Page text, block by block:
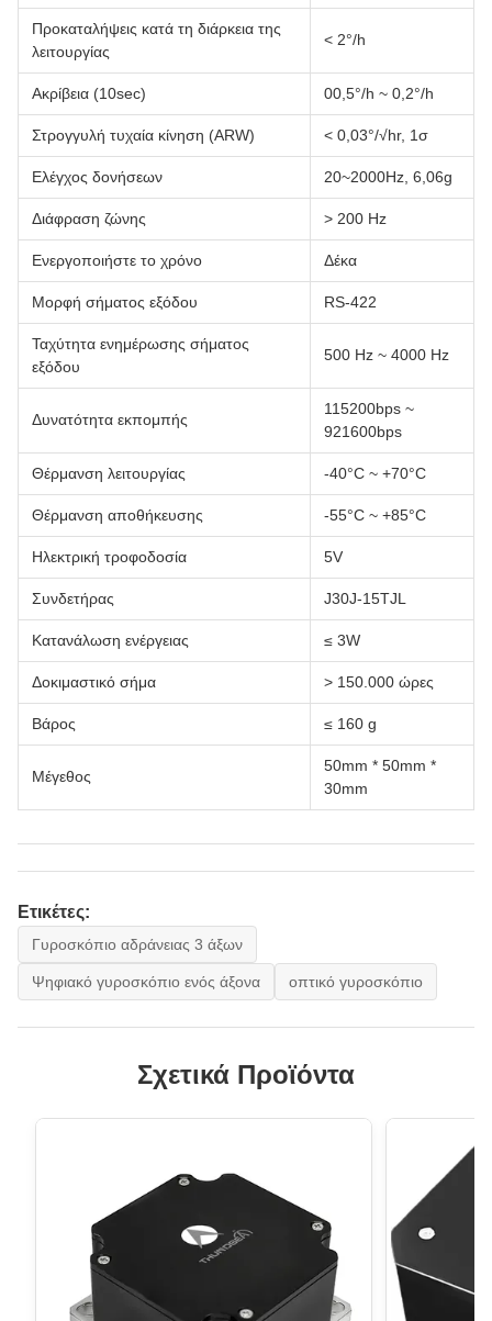
Προκαταλήψεις κατά τη διάρκεια της
λειτουργίας
< 2°/h
Ακρίβεια (10sec) 00,5°/h ~ 0,2°/h
Στρογγυλή τυχαία κίνηση (ARW) < 0,03°/√hr, 1σ
Ελέγχος δονήσεων 20~2000Hz, 6,06g
Διάφραση ζώνης > 200 Hz
Ενεργοποιήστε το χρόνο Δέκα
Μορφή σήματος εξόδου RS-422
Ταχύτητα ενημέρωσης σήματος
εξόδου
500 Hz ~ 4000 Hz
Δυνατότητα εκπομπής
115200bps ~
921600bps
Θέρμανση λειτουργίας -40°C ~ +70°C
Θέρμανση αποθήκευσης -55°C ~ +85°C
Ηλεκτρική τροφοδοσία 5V
Συνδετήρας J30J-15TJL
Κατανάλωση ενέργειας ≤ 3W
Δοκιμαστικό σήμα > 150.000 ώρες
Βάρος ≤ 160 g
Μέγεθος
50mm * 50mm *
30mm
Ετικέτες:
Γυροσκόπιο αδράνειας 3 άξων
Ψηφιακό γυροσκόπιο ενός άξονα οπτικό γυροσκόπιο
Σχετικά Προϊόντα